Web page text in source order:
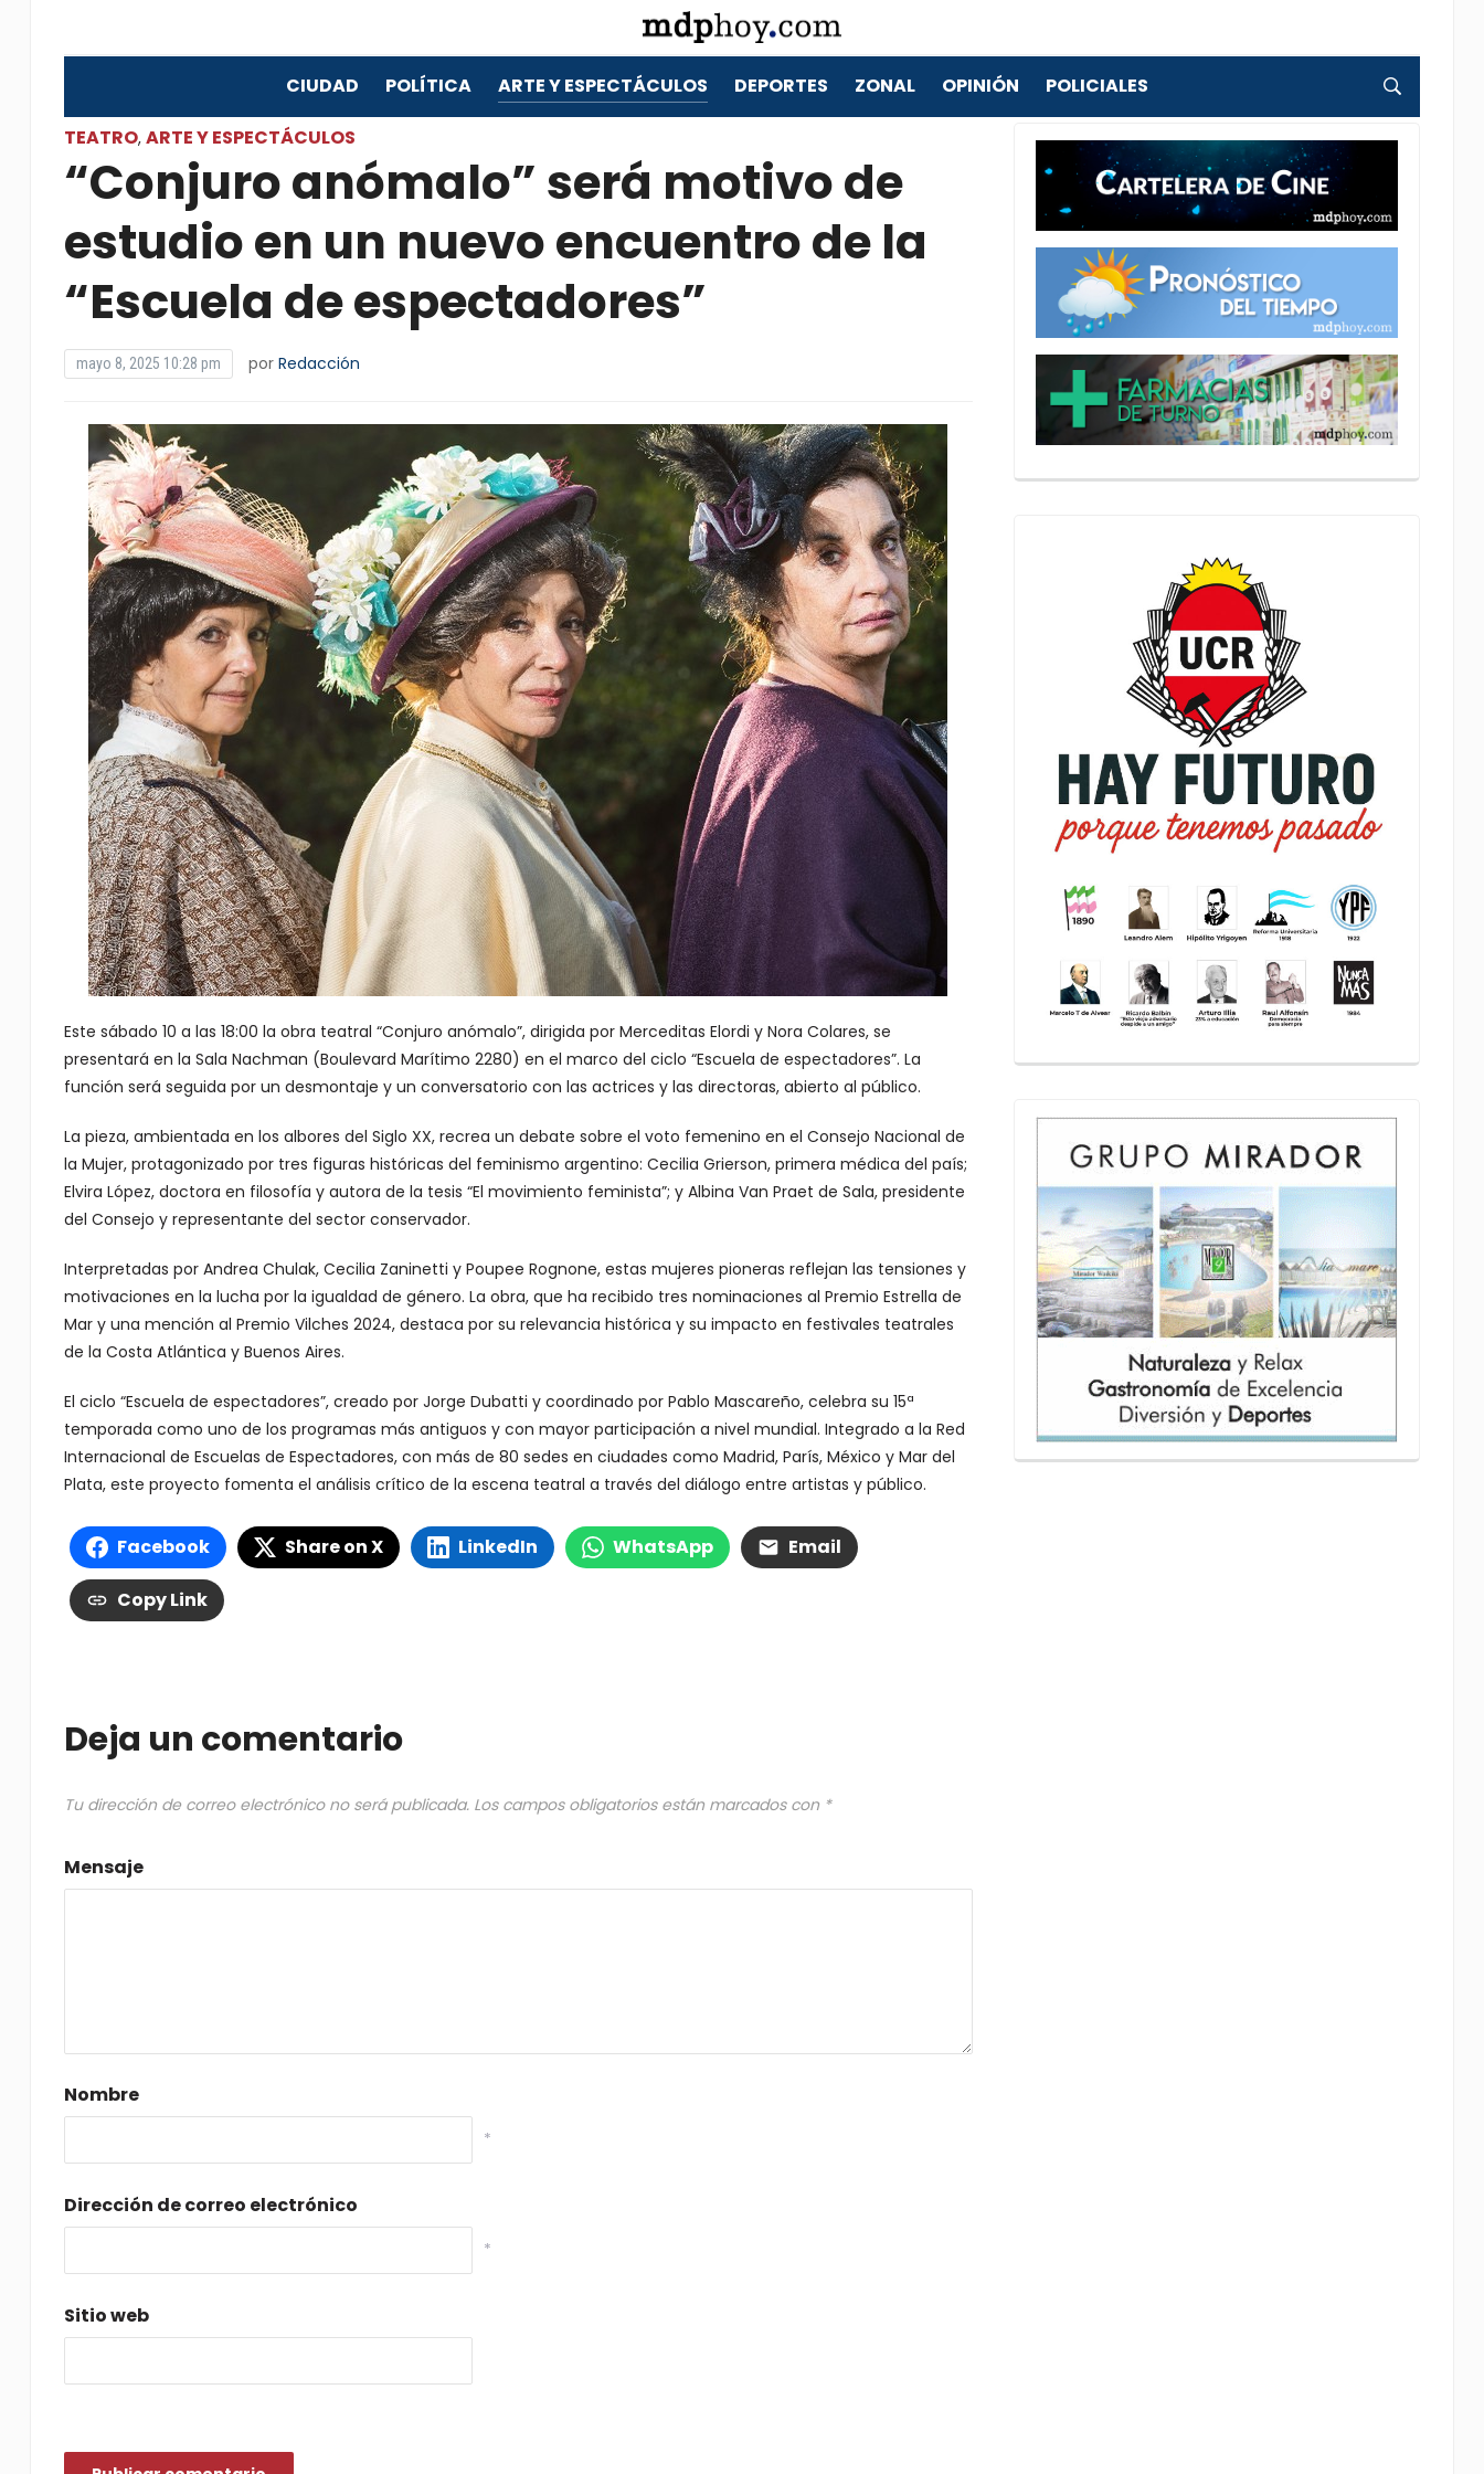
CIUDAD POLÍTICA ARTE Y ESPECTÁCULOS DEPORTES ZONAL OPINIÓN POLICIALES
TEATRO, ARTE Y ESPECTÁCULOS
“Conjuro anómalo” será motivo de
estudio en un nuevo encuentro de la
“Escuela de espectadores”
mayo 8, 2025 10:28 pm por Redacción
Este sábado 10 a las 18:00 la obra teatral “Conjuro anómalo”, dirigida por Merceditas Elordi y Nora Colares, se
presentará en la Sala Nachman (Boulevard Marítimo 2280) en el marco del ciclo “Escuela de espectadores”. La
función será seguida por un desmontaje y un conversatorio con las actrices y las directoras, abierto al público.
La pieza, ambientada en los albores del Siglo XX, recrea un debate sobre el voto femenino en el Consejo Nacional de
la Mujer, protagonizado por tres figuras históricas del feminismo argentino: Cecilia Grierson, primera médica del país;
Elvira López, doctora en filosofía y autora de la tesis “El movimiento feminista”; y Albina Van Praet de Sala, presidente
del Consejo y representante del sector conservador.
Interpretadas por Andrea Chulak, Cecilia Zaninetti y Poupee Rognone, estas mujeres pioneras reflejan las tensiones y
motivaciones en la lucha por la igualdad de género. La obra, que ha recibido tres nominaciones al Premio Estrella de
Mar y una mención al Premio Vilches 2024, destaca por su relevancia histórica y su impacto en festivales teatrales
de la Costa Atlántica y Buenos Aires.
El ciclo “Escuela de espectadores”, creado por Jorge Dubatti y coordinado por Pablo Mascareño, celebra su 15ª
temporada como uno de los programas más antiguos y con mayor participación a nivel mundial. Integrado a la Red
Internacional de Escuelas de Espectadores, con más de 80 sedes en ciudades como Madrid, París, México y Mar del
Plata, este proyecto fomenta el análisis crítico de la escena teatral a través del diálogo entre artistas y público.
Facebook Share on X LinkedIn WhatsApp Email
Copy Link
Deja un comentario
Tu dirección de correo electrónico no será publicada. Los campos obligatorios están marcados con *
Mensaje
Nombre
*
Dirección de correo electrónico
*
Sitio web